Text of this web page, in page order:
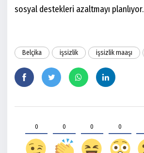
sosyal destekleri azaltmayı planlıyor.
Belçika işsizlik işsizlik maaşı
0 0 0 0